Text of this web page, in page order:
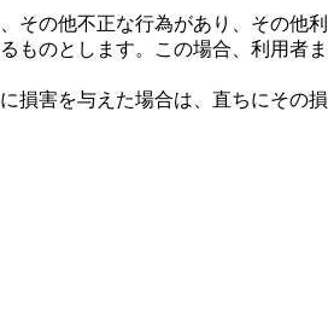
その他不正な行為があり、その
ものとします。この場合、利用
害を与えた場合は、直ちにその